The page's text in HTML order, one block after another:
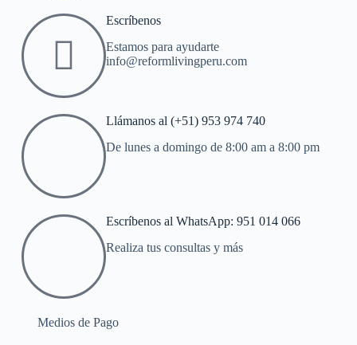
Escríbenos
Estamos para ayudarte
info@reformlivingperu.com
Llámanos al (+51) 953 974 740
De lunes a domingo de 8:00 am a 8:00 pm
Escríbenos al WhatsApp: 951 014 066
Realiza tus consultas y más
Medios de Pago